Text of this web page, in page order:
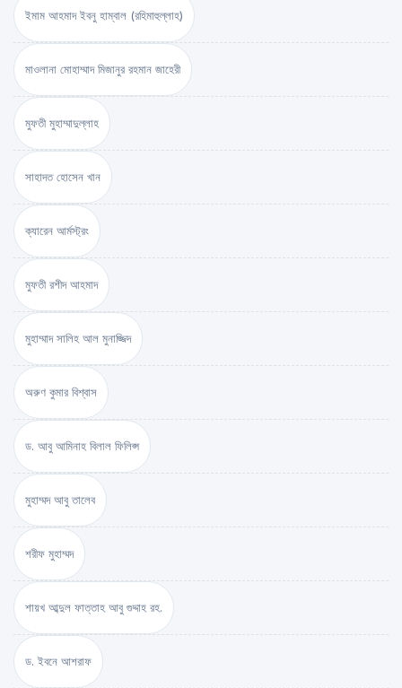
ইমাম আহমাদ ইবনু হাম্বাল (রহিমাহুল্লাহ)
মাওলানা মোহাম্মাদ মিজানুর রহমান জাহেরী
মুফতী মুহাম্মাদুল্লাহ
সাহাদত হোসেন খান
ক্যারেন আর্মস্ট্রং
মুফতী রশীদ আহমাদ
মুহাম্মাদ সালিহ আল মুনাজ্জিদ
অরুণ কুমার বিশ্বাস
ড. আবু আমিনাহ বিলাল ফিলিপ্স
মুহাম্মদ আবু তালেব
শরীফ মুহাম্মদ
শায়খ আব্দুল ফাত্তাহ আবু গুদ্দাহ রহ.
ড. ইবনে আশরাফ